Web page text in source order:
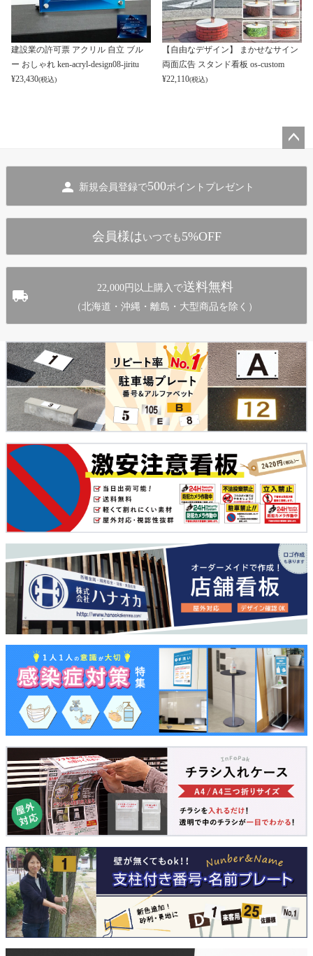
建設業の許可票 アクリル 自立 ブル
ー おしゃれ ken-acryl-design08-jiritu
¥23,430(税込)
【自由なデザイン】 まかせなサイン
両面広告 スタンド看板 os-custom
¥22,110(税込)
新規会員登録で500ポイントプレゼント
会員様は いつでも 5%OFF
22,000円以上購入で送料無料
（北海道・沖縄・離島・大型商品を除く）